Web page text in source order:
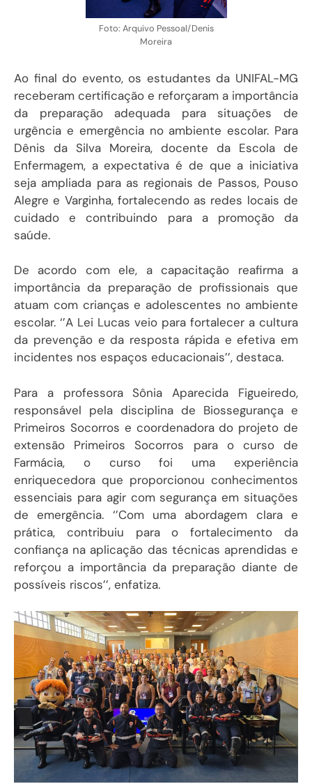
Foto: Arquivo Pessoal/Denis
Moreira
Ao final do evento, os estudantes da UNIFAL-MG
receberam certificação e reforçaram a importância
da preparação adequada para situações de
urgência e emergência no ambiente escolar. Para
Dênis da Silva Moreira, docente da Escola de
Enfermagem, a expectativa é de que a iniciativa
seja ampliada para as regionais de Passos, Pouso
Alegre e Varginha, fortalecendo as redes locais de
cuidado e contribuindo para a promoção da
saúde.
De acordo com ele, a capacitação reafirma a
importância da preparação de profissionais que
atuam com crianças e adolescentes no ambiente
escolar. ‘’A Lei Lucas veio para fortalecer a cultura
da prevenção e da resposta rápida e efetiva em
incidentes nos espaços educacionais’’, destaca.
Para a professora Sônia Aparecida Figueiredo,
responsável pela disciplina de Biossegurança e
Primeiros Socorros e coordenadora do projeto de
extensão Primeiros Socorros para o curso de
Farmácia, o curso foi uma experiência
enriquecedora que proporcionou conhecimentos
essenciais para agir com segurança em situações
de emergência. ‘’Com uma abordagem clara e
prática, contribuiu para o fortalecimento da
confiança na aplicação das técnicas aprendidas e
reforçou a importância da preparação diante de
possíveis riscos’’, enfatiza.